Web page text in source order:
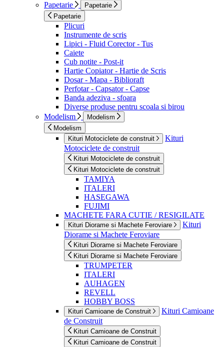
Papetarie
Papetarie
Papetarie
Plicuri
Instrumente de scris
Lipici - Fluid Corector - Tus
Caiete
Cub notite - Post-it
Hartie Copiator - Hartie de Scris
Dosar - Mapa - Biblioraft
Perfotar - Capsator - Capse
Banda adeziva - sfoara
Diverse produse pentru scoala si birou
Modelism
Modelism
Modelism
Kituri Motociclete de construit
Kituri
Motociclete de construit
Kituri Motociclete de construit
Kituri Motociclete de construit
TAMIYA
ITALERI
HASEGAWA
FUJIMI
MACHETE FARA CUTIE / RESIGILATE
Kituri Diorame si Machete Feroviare
Kituri
Diorame si Machete Feroviare
Kituri Diorame si Machete Feroviare
Kituri Diorame si Machete Feroviare
TRUMPETER
ITALERI
AUHAGEN
REVELL
HOBBY BOSS
Kituri Camioane de Construit
Kituri Camioane
de Construit
Kituri Camioane de Construit
Kituri Camioane de Construit